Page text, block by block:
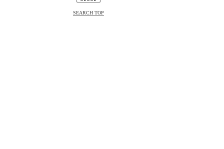
SEARCH TOP